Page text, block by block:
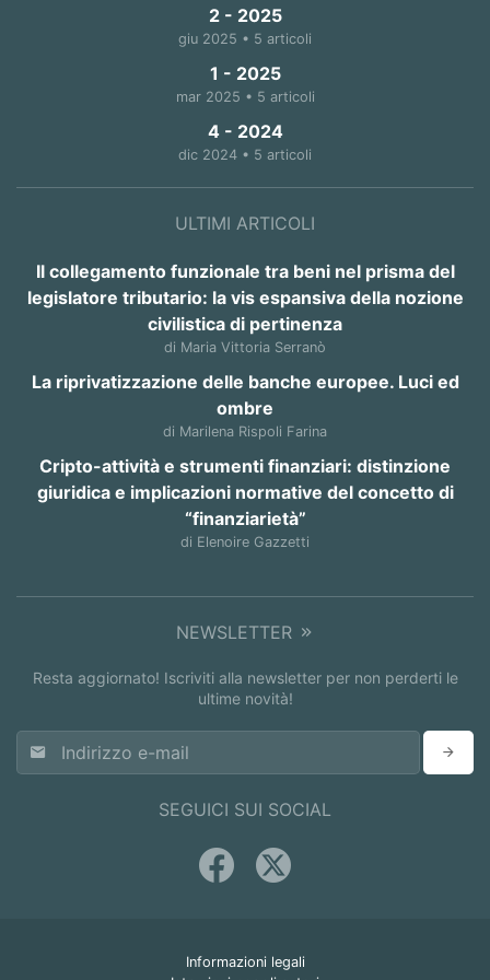
2 - 2025
giu 2025 • 5 articoli
1 - 2025
mar 2025 • 5 articoli
4 - 2024
dic 2024 • 5 articoli
ULTIMI ARTICOLI
Il collegamento funzionale tra beni nel prisma del
legislatore tributario: la vis espansiva della nozione
civilistica di pertinenza
di Maria Vittoria Serranò
La riprivatizzazione delle banche europee. Luci ed
ombre
di Marilena Rispoli Farina
Cripto-attività e strumenti finanziari: distinzione
giuridica e implicazioni normative del concetto di
“finanziarietà”
di Elenoire Gazzetti
NEWSLETTER
Resta aggiornato! Iscriviti alla newsletter per non perderti le
ultime novità!
SEGUICI SUI SOCIAL
Informazioni legali